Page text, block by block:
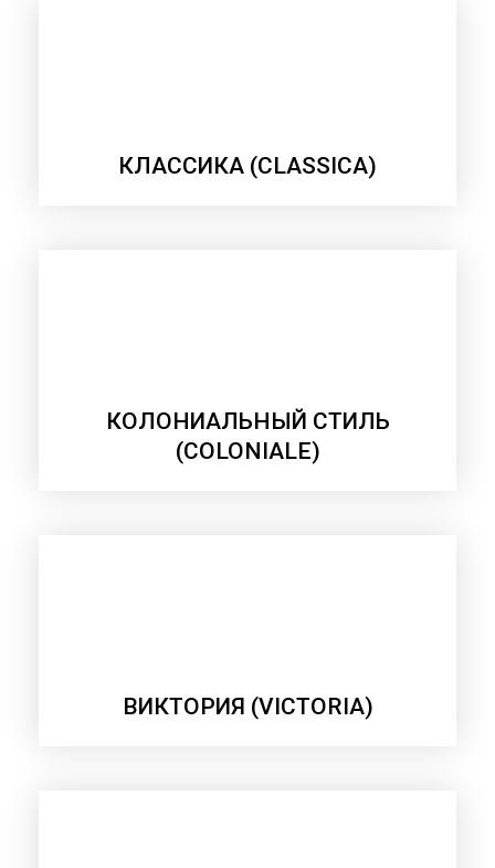
КЛАССИКА (CLASSICA)
КОЛОНИАЛЬНЫЙ СТИЛЬ
(COLONIALE)
ВИКТОРИЯ (VICTORIA)